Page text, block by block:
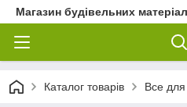
Магазин будівельних
Каталог товарів Все для